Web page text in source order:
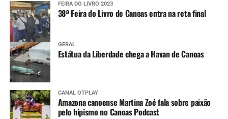
FEIRA DO LIVRO 2023
38ª Feira do Livro de Canoas entra na reta final
GERAL
Estátua da Liberdade chega a Havan de Canoas
CANAL OTPLAY
Amazona canoense Martina Zoé fala sobre paixão
pelo hipismo no Canoas Podcast